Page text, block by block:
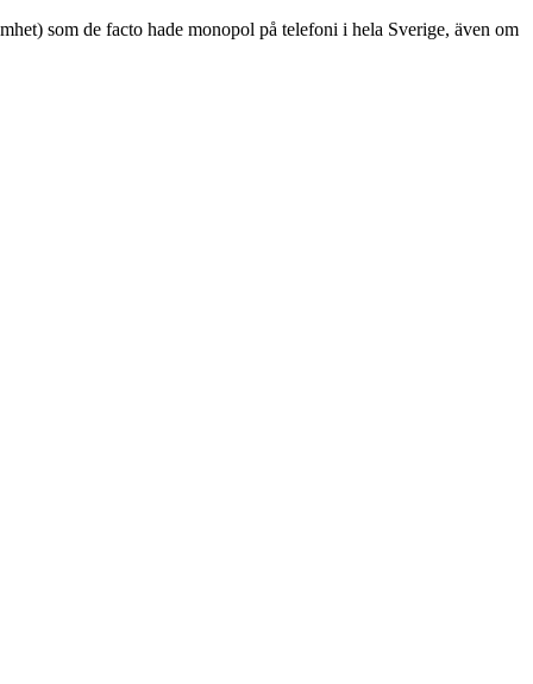
som de facto hade monopol på telefoni i hela Sverige, även om